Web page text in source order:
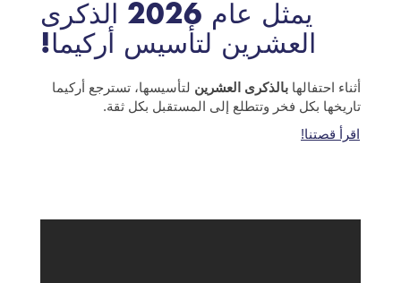
يمثل عام 2026 الذكرى
العشرين لتأسيس أركيما!
أثناء احتفالها بالذكرى العشرين لتأسيسها، تسترجع أركيما
تاريخها بكل فخر وتتطلع إلى المستقبل بكل ثقة.
اقرأ قصتنا!